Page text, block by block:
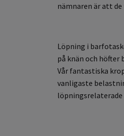
nämnaren är att
Löpning i
på knän och höfter
Vår fantastiska
vanligaste
löpningsrelaterade